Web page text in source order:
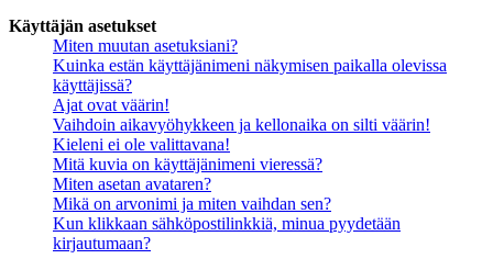
Käyttäjän asetukset
Miten muutan asetuksiani?
Kuinka estän käyttäjänimeni näkymisen paikalla olevissa
käyttäjissä?
Ajat ovat väärin!
Vaihdoin aikavyöhykkeen ja kellonaika on silti väärin!
Kieleni ei ole valittavana!
Mitä kuvia on käyttäjänimeni vieressä?
Miten asetan avataren?
Mikä on arvonimi ja miten vaihdan sen?
Kun klikkaan sähköpostilinkkiä, minua pyydetään
kirjautumaan?